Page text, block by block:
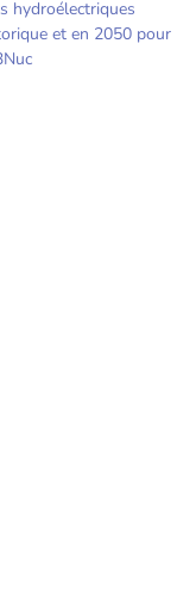
hydroélectriques
et en 2050 pour